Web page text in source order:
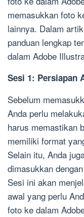
memasukkan foto
lainnya. Dalam
panduan lengkap
dalam Adobe
Sesi 1: Persiapan
Sebelum
Anda perlu
harus memastikan
memiliki format
Selain itu, Anda
dimasukkan
Sesi ini akan
awal yang perlu
foto ke dalam